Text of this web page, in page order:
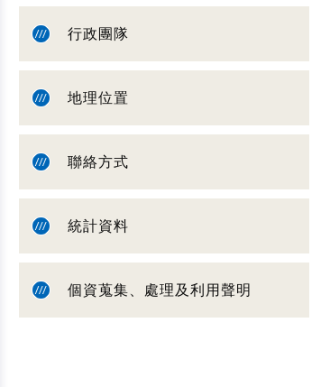
行政團隊
地理位置
聯絡方式
統計資料
個資蒐集、處理及利用聲明